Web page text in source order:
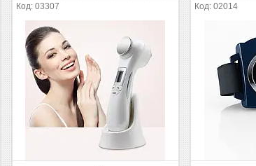
03307 02014